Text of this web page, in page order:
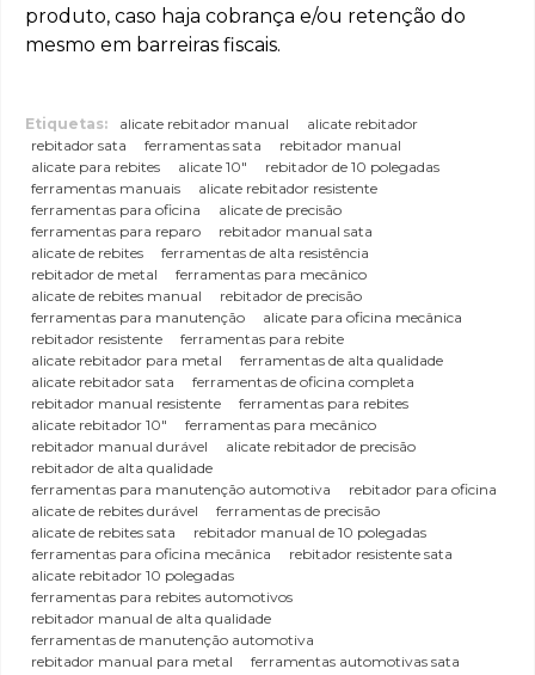
produto, caso haja cobrança e/ou retenção do
mesmo em barreiras fiscais.
Etiquetas: alicate rebitador manual
alicate rebitador
rebitador sata
ferramentas sata
rebitador manual
alicate para rebites
alicate 10"
rebitador de 10 polegadas
ferramentas manuais
alicate rebitador resistente
ferramentas para oficina
alicate de precisão
ferramentas para reparo
rebitador manual sata
alicate de rebites
ferramentas de alta resistência
rebitador de metal
ferramentas para mecânico
alicate de rebites manual
rebitador de precisão
ferramentas para manutenção
alicate para oficina mecânica
rebitador resistente
ferramentas para rebite
alicate rebitador para metal
ferramentas de alta qualidade
alicate rebitador sata
ferramentas de oficina completa
rebitador manual resistente
ferramentas para rebites
alicate rebitador 10"
ferramentas para mecânico
rebitador manual durável
alicate rebitador de precisão
rebitador de alta qualidade
ferramentas para manutenção automotiva
rebitador para oficina
alicate de rebites durável
ferramentas de precisão
alicate de rebites sata
rebitador manual de 10 polegadas
ferramentas para oficina mecânica
rebitador resistente sata
alicate rebitador 10 polegadas
ferramentas para rebites automotivos
rebitador manual de alta qualidade
ferramentas de manutenção automotiva
rebitador manual para metal
ferramentas automotivas sata